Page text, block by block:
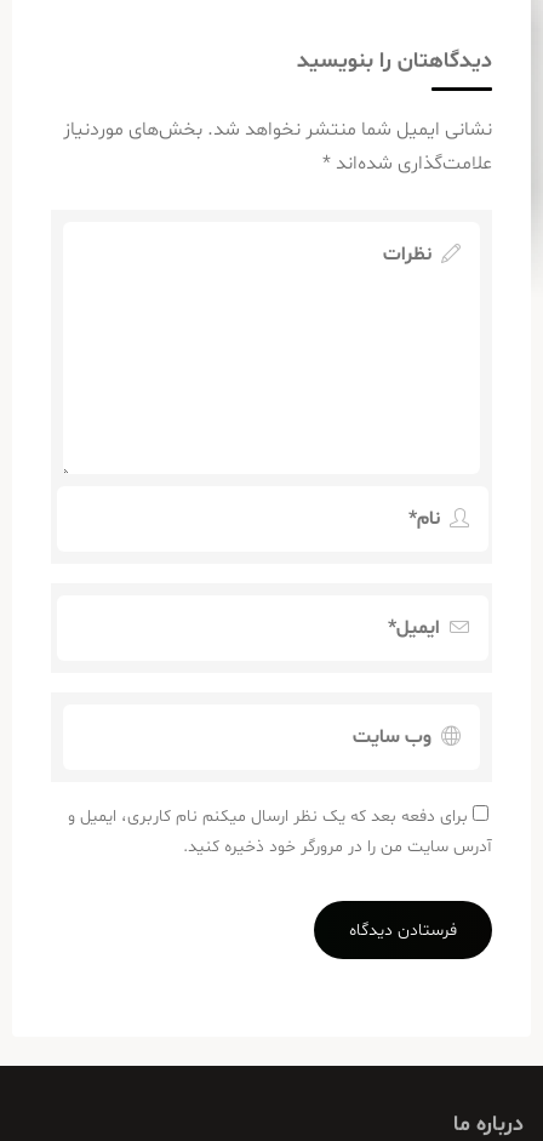
دیدگاهتان را بنویسید
نشانی ایمیل شما منتشر نخواهد شد. بخش‌های موردنیاز
علامت‌گذاری شده‌اند *
برای دفعه بعد که یک نظر ارسال میکنم نام کاربری، ایمیل و
آدرس سایت من را در مرورگر خود ذخیره کنید.
درباره ما